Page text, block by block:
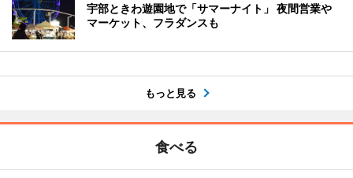
宇部ときわ遊園地で「サマーナイト」 夜間営業や
マーケット、フラダンスも
もっと見る
食べる